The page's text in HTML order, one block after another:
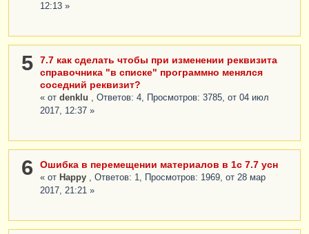
12:13 »
5
7.7 как сделать чтобы при изменении реквизита
справочника "в списке" программно менялся
соседний реквизит?
« от denklu
, Ответов: 4, Просмотров: 3785, от 04 июл
2017, 12:37 »
6 Ошибка в перемещении материалов в 1с 7.7 усн
« от Happy
, Ответов: 1, Просмотров: 1969, от 28 мар
2017, 21:21 »